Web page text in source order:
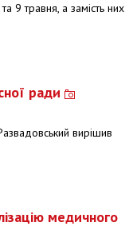
9 травня, а замість них
ради
вирішив
медичного